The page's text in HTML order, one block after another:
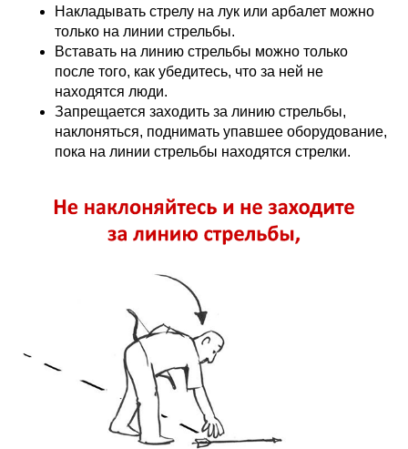
Накладывать стрелу на лук или арбалет можно
только на линии стрельбы.
Вставать на линию стрельбы можно только
после того, как убедитесь, что за ней не
находятся люди.
Запрещается заходить за линию стрельбы,
наклоняться, поднимать упавшее оборудование,
пока на линии стрельбы находятся стрелки.